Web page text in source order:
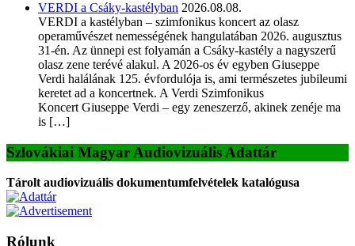
VERDI a Csáky-kastélyban 2026.08.08.
VERDI a kastélyban – szimfonikus koncert az olasz
operaművészet nemességének hangulatában 2026. augusztus
31-én. Az ünnepi est folyamán a Csáky-kastély a nagyszerű
olasz zene terévé alakul. A 2026-os év egyben Giuseppe
Verdi halálának 125. évfordulója is, ami természetes jubileumi
keretet ad a koncertnek. A Verdi Szimfonikus
Koncert Giuseppe Verdi – egy zeneszerző, akinek zenéje ma
is […]
Szlovákiai Magyar Audiovizuális Adattár
Tárolt audiovizuális dokumentumfelvételek katalógusa
Rólunk